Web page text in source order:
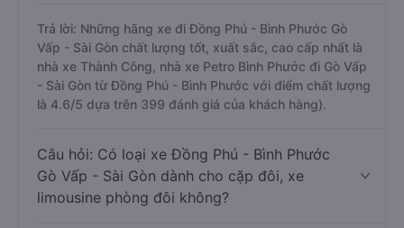
Trả lời: Những hãng xe đi Đồng Phú - Bình Phước Gò
Vấp - Sài Gòn chất lượng tốt, xuất sắc, cao cấp nhất là
nhà xe Thành Công, nhà xe Petro Bình Phước đi Gò Vấp
- Sài Gòn từ Đồng Phú - Bình Phước với điểm chất lượng
là 4.6/5 dựa trên 399 đánh giá của khách hàng).
Câu hỏi: Có loại xe Đồng Phú - Bình Phước
Gò Vấp - Sài Gòn dành cho cặp đôi, xe
limousine phòng đôi không?